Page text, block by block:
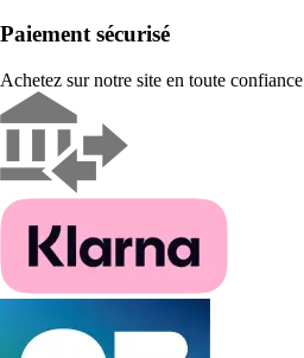
Paiement sécurisé
Achetez sur notre site en toute confiance